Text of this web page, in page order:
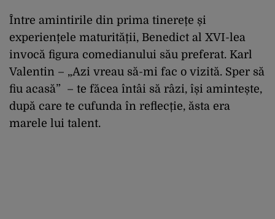
Între amintirile din prima tinerețe și
experiențele maturității, Benedict al XVI-lea
invocă figura comedianului său preferat. Karl
Valentin – „Azi vreau să-mi fac o vizită. Sper să
fiu acasă” – te făcea întâi să râzi, își amintește,
după care te cufunda în reflecție, ăsta era
marele lui talent.